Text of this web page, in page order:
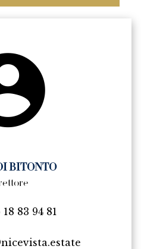
BITONTO
18 83 94 81